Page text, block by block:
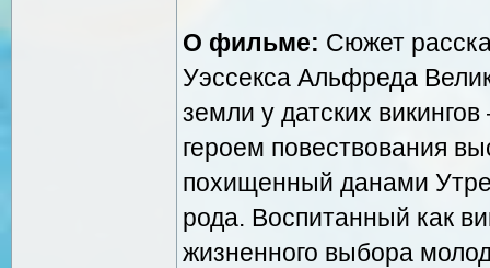
О фильме: Сюжет
Уэссекса Альфреда
земли у датских
героем повествования
похищенный данами
рода. Воспитанный как
жизненного выбора